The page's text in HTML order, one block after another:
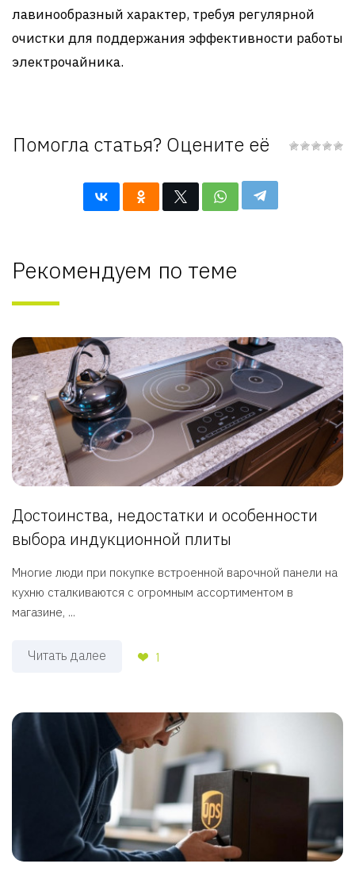
лавинообразный характер, требуя регулярной
очистки для поддержания эффективности работы
электрочайника.
Помогла статья? Оцените её
Рекомендуем по теме
Достоинства, недостатки и особенности
выбора индукционной плиты
Многие люди при покупке встроенной варочной панели на
кухню сталкиваются с огромным ассортиментом в
магазине, ...
Читать далее 1